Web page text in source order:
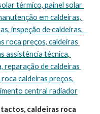
térmico, painel solar
em caldeiras,
inspeção de caldeiras,
roca preços, caldeiras
assistência técnica,
reparação de caldeiras
caldeiras preços,
central radiador
caldeiras roca